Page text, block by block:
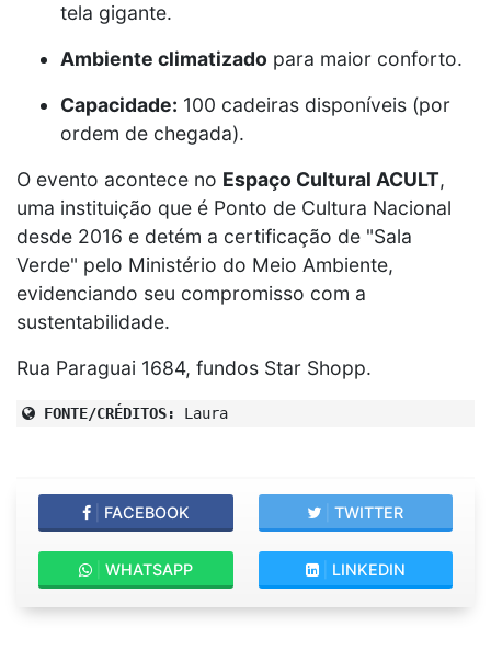
tela gigante.
Ambiente climatizado para maior conforto.
Capacidade: 100 cadeiras disponíveis (por
ordem de chegada).
O evento acontece no Espaço Cultural ACULT,
uma instituição que é Ponto de Cultura Nacional
desde 2016 e detém a certificação de "Sala
Verde" pelo Ministério do Meio Ambiente,
evidenciando seu compromisso com a
sustentabilidade.
Rua Paraguai 1684, fundos Star Shopp.
FONTE/CRÉDITOS: Laura
FACEBOOK TWITTER
WHATSAPP LINKEDIN